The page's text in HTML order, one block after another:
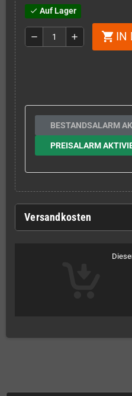
check Auf Lager
remove add shopping_cart IN
BESTANDSALARM
PREISALARM
Versandkosten